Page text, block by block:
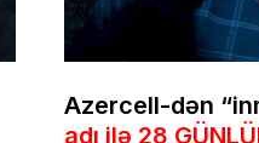
Azercell-dən
adı ilə 28